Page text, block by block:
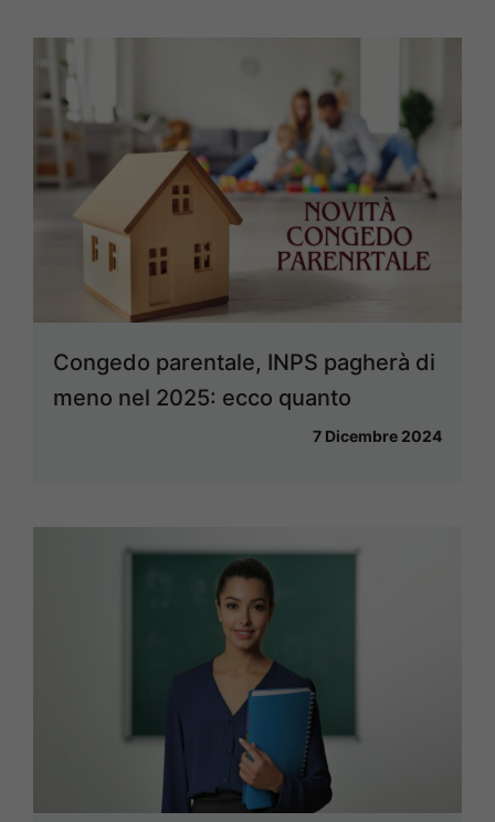
Congedo parentale, INPS pagherà di
meno nel 2025: ecco quanto
7 Dicembre 2024